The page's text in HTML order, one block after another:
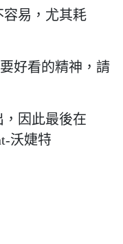
易，尤其耗
好看的精神，請
因此最後在
沃婕特